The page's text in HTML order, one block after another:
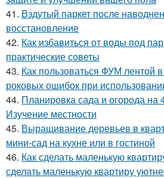
41. Вздутый паркет после
восстановление
42. Как избавиться от воды под
практические советы
43. Как пользоваться ФУМ лентой
роковых ошибок при
44. Планировка сада и огорода на
Изучение местности
45. Выращивание деревьев в
мини-сад на кухне или в гостиной
46. Как сделать маленькую
сделать маленькую квартиру